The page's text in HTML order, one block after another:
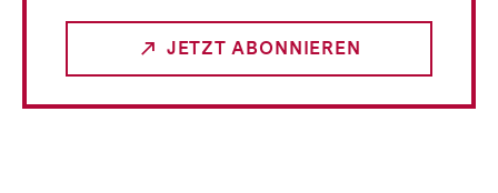
JETZT ABONNIEREN